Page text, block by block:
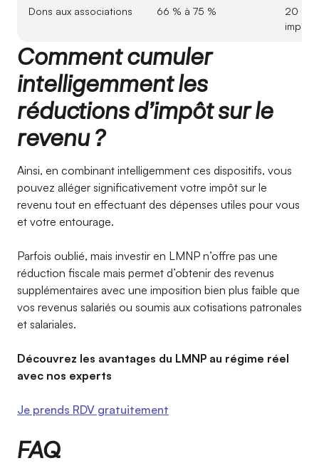
Dons aux associations 66 % à 75 %
20 %
Comment cumuler
intelligemment les
réductions d’impôt sur le
revenu ?
Ainsi, en combinant intelligemment ces dispositifs, vous
pouvez alléger significativement votre impôt sur le
revenu tout en effectuant des dépenses utiles pour vous
et votre entourage.
Parfois oublié, mais investir en LMNP n’offre pas une
réduction fiscale mais permet d’obtenir des revenus
supplémentaires avec une imposition bien plus faible que
vos revenus salariés ou soumis aux cotisations patronales
et salariales.
Découvrez les avantages du LMNP au régime réel
avec nos experts
Je prends RDV gratuitement
FAQ ​